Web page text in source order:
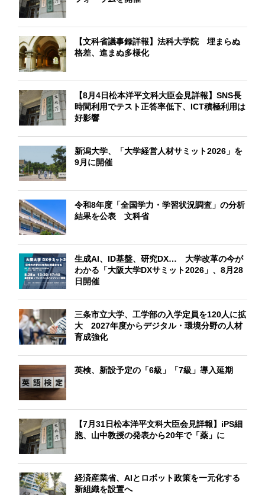
【文科省議事録詳報】法科大学院 埋まらぬ
格差、進まぬ多様化
【8月4日松本洋平文科大臣会見詳報】SNS長
時間利用でテスト正答率低下、ICT積極利用は
好影響
新潟大学、「大学経営人材サミット2026」を
9月に開催
令和8年度「全国学力・学習状況調査」の分析
結果を公表 文科省
生成AI、ID基盤、研究DX… 大学改革の今が
わかる「大阪大学DXサミット2026」、8月28
日開催
三条市立大学、工学部の入学定員を120人に拡
大 2027年度からデジタル・環境分野の人材
育成強化
英検、新設予定の「6級」「7級」導入延期
【7月31日松本洋平文科大臣会見詳報】iPS細
胞、山中教授の発表から20年で「薬」に
経済産業省、AIとロボット政策を一元化する
新組織を設置へ